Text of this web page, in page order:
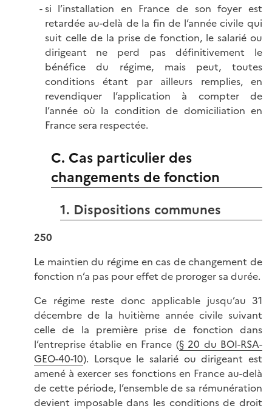
si l’installation en France de son foyer est
retardée au-delà de la fin de l’année civile qui
suit celle de la prise de fonction, le salarié ou
dirigeant ne perd pas définitivement le
bénéfice du régime, mais peut, toutes
conditions étant par ailleurs remplies, en
revendiquer l’application à compter de
l’année où la condition de domiciliation en
France sera respectée.
C. Cas particulier des
changements de fonction
1. Dispositions communes
250
Le maintien du régime en cas de changement de
fonction n’a pas pour effet de proroger sa durée.
Ce régime reste donc applicable jusqu’au 31
décembre de la huitième année civile suivant
celle de la première prise de fonction dans
l’entreprise établie en France (§ 20 du BOI-RSA-
GEO-40-10). Lorsque le salarié ou dirigeant est
amené à exercer ses fonctions en France au-delà
de cette période, l’ensemble de sa rémunération
devient imposable dans les conditions de droit